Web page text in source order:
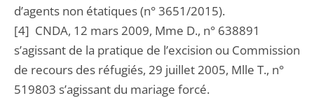
d’agents non étatiques (n° 3651/2015).
[4] CNDA, 12 mars 2009, Mme D., n° 638891
s’agissant de la pratique de l’excision ou Commission
de recours des réfugiés, 29 juillet 2005, Mlle T., n°
519803 s’agissant du mariage forcé.